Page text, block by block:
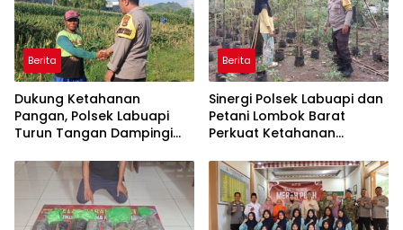
Berita
Dukung Ketahanan
Pangan, Polsek Labuapi
Turun Tangan Dampingi
Bongkot
Berita
Sinergi Polsek Labuapi dan
Petani Lombok Barat
Perkuat Ketahanan